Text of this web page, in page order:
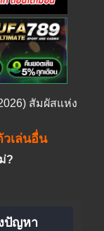
สัมผัสแห่ง
เล่นอื่น
?
ปัญหา